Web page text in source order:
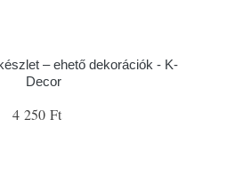
– ehető dekorációk - K-
Decor
4 250 Ft